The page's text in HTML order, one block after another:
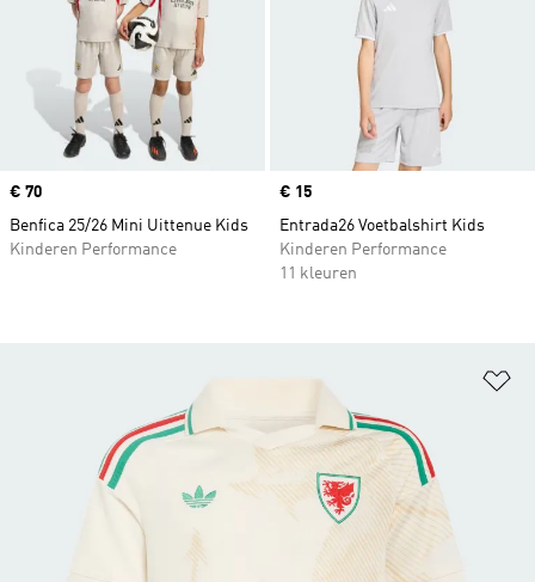
Price
€ 70
Benfica 25/26 Mini Uittenue Kids
Kinderen Performance
Price
€ 15
Entrada26 Voetbalshirt Kids
Kinderen Performance
11 kleuren